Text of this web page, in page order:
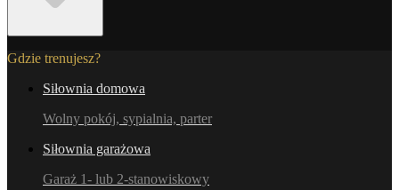
Gdzie trenujesz?
Siłownia domowa
Wolny pokój, sypialnia, parter
Siłownia garażowa
Garaż 1- lub 2-stanowiskowy